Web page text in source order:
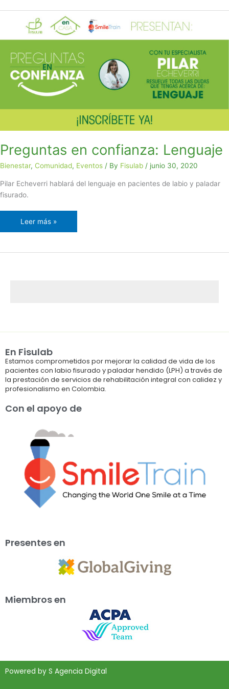
Preguntas en confianza: Lenguaje
Bienestar, Comunidad, Eventos / By Fisulab / junio 30, 2020
Pilar Echeverri hablará del lenguaje en pacientes de labio y paladar
fisurado.
en
confianza:
Leer más »
En Fisulab
Estamos comprometidos por mejorar la calidad de vida de los
pacientes con labio fisurado y paladar hendido (LPH) a través de
la prestación de servicios de rehabilitación integral con calidez y
profesionalismo en Colombia.
Con el apoyo de
Presentes en
Miembros en
Powered by S Agencia Digital